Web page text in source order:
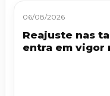
06/08/2026
Reajuste nas
entra em vigor